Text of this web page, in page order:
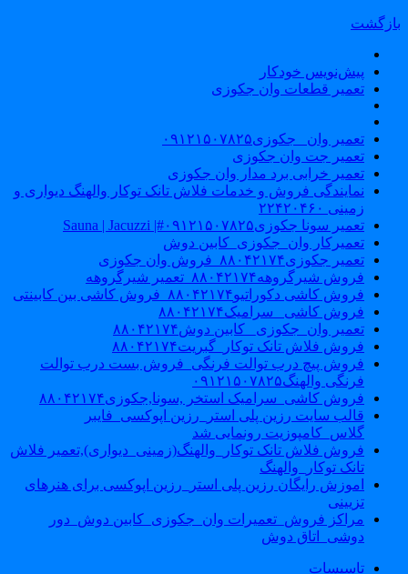
پیش‌نویس خودکار
تعمیر قطعات وان جکوزی
تعمیر وان _جکوزی۰۹۱۲۱۵۰۷۸۲۵
تعمیر جت وان جکوزی
تعمیر خرابی برد مدار وان جکوزی
نمایندگی فروش و خدمات فلاش تانک توکار والهنگ دیواری و
زمینی ۲۲۴۲۰۴۶۰
تعمیر سونا جکوزی۰۹۱۲۱۵۰۷۸۲۵#| Sauna | Jacuzzi
تعمیرکار وان_جکوزی_کابین دوش
تعمیر جکوزی۸۸۰۴۲۱۷۴_فروش وان جکوزی
فروش شیرگروهه۸۸۰۴۲۱۷۴_تعمیر شیرگروهه
فروش کاشی دکوراتیو۸۸۰۴۲۱۷۴_فروش کاشی بین کابینتی
فروش کاشی _سرامیک۸۸۰۴۲۱۷۴
تعمیر وان_جکوزی_ کابین دوش۸۸۰۴۲۱۷۴
فروش فلاش تانک توکار_گبریت۸۸۰۴۲۱۷۴
فروش پیچ درب توالت فرنگی_فروش بست درب توالت
فرنگی والهنگ۰۹۱۲۱۵۰۷۸۲۵
فروش کاشی_سرامیک استخر ,سونا,جکوزی۸۸۰۴۲۱۷۴
قالب سایت رزین پلی استر_رزین اپوکسی_فایبر
گلاس_کامپوزیت رونمایی شد
فروش فلاش تانک توکار_والهنگ(زمینی_دیواری),تعمیر فلاش
تانک توکار_والهنگ
اموزش رایگان رزین پلی استر_رزین اپوکسی برای هنرهای
تزیینی
مراکز فروش_تعمیرات وان_جکوزی_کابین دوش_دور
دوشی_اتاق دوش
تاسیسات